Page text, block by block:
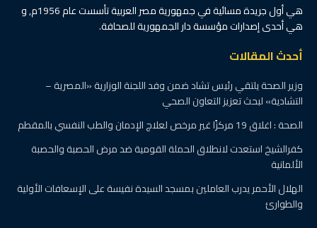
هي أول جريدة مسائية في جمهورية مصر العربية تأسست عام 1956م, و
هي أحدى إصدارات مؤسسة دار الجمهورية للصحافة.
أحدث المقالات
وزير الصحة يلتقي رئيس تشاد ضمن وفد اللجنة الوزارية «المصرية –
التشادية» لبحث تعزيز التعاون الصحي
الصحة : اغلاق 19 مركزًا غير مرخص لعلاج الإدمان والطب النفسي بالمقطم
كفرالشيخ استعدت لانطلاق الحملة القومية ضد مرض الحصبة والحصبة
الألمانية
الهلال الأحمر يدرب العاملين بمسجد السيدة نفيسة على الإسعافات الأولية
والطوارئ